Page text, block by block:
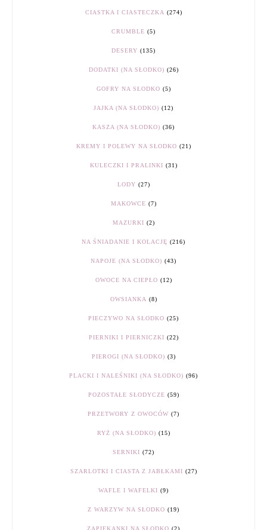
CIASTKA I CIASTECZKA (274)
CRUMBLE (5)
DESERY (135)
DODATKI (NA SŁODKO) (26)
GOFRY NA SŁODKO (5)
JAJKA (NA SŁODKO) (12)
KASZA (NA SŁODKO) (36)
KREMY I POLEWY NA SŁODKO (21)
KULECZKI I PRALINKI (31)
LODY (27)
MAKOWCE (7)
MAZURKI (2)
NA ŚNIADANIE I KOLACJĘ (216)
NAPOJE (NA SŁODKO) (43)
OWOCE NA CIEPŁO (12)
OWSIANKA (8)
PIECZYWO NA SŁODKO (25)
PIERNIKI I PIERNICZKI (22)
PIEROGI (NA SŁODKO) (3)
PLACKI I NALEŚNIKI (NA SŁODKO) (96)
POZOSTAŁE SŁODYCZE (59)
PRZETWORY Z OWOCÓW (7)
RYŻ (NA SŁODKO) (15)
SERNIKI (72)
SZARLOTKI I CIASTA Z JABŁKAMI (27)
WAFLE I WAFELKI (9)
Z WARZYW NA SŁODKO (19)